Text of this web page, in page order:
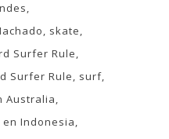
skate
Surfer Rule
Surfer Rule
surf
Australia
Indonesia